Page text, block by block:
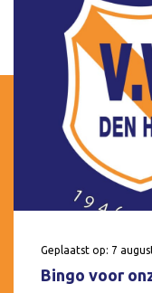
Geplaatst op: 7
Bingo voor